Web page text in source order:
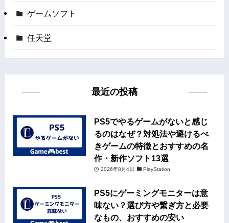
ゲームソフト
任天堂
最近の投稿
PS5でやるゲームがないと感じ
るのはなぜ？対処法や避けるべ
きゲームの特徴とおすすめの名
作・新作ソフト13選
2026年8月4日 PlayStation
PS5にゲーミングモニターは意
味ない？選び方や繋ぎ方と必要
なもの、おすすめの安い